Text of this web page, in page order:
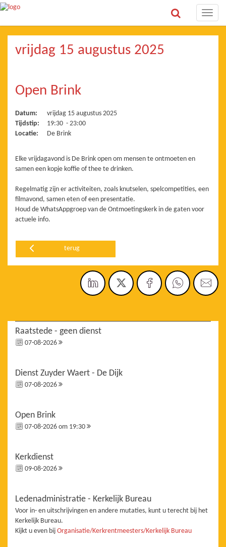
Toggle
vrijdag 15 augustus 2025
Open Brink
Datum:
vrijdag 15 augustus 2025
Tijdstip:
19:30 - 23:00
Locatie:
De Brink
Elke vrijdagavond is De Brink open om mensen te ontmoeten en
samen een kopje koffie of thee te drinken.
Regelmatig zijn er activiteiten, zoals knutselen, spelcompetities, een
filmavond, samen eten of een presentatie.
Houd de WhatsAppgroep van de Ontmoetingskerk in de gaten voor
actuele info.
terug
Raatstede - geen dienst
07-08-2026
Dienst Zuyder Waert - De Dijk
07-08-2026
Open Brink
07-08-2026 om 19:30
Kerkdienst
09-08-2026
Ledenadministratie - Kerkelijk Bureau
Voor in- en uitschrijvingen en andere mutaties, kunt u terecht bij het
Kerkelijk Bureau.
Kijkt u even bij Organisatie/Kerkrentmeesters/Kerkelijk Bureau